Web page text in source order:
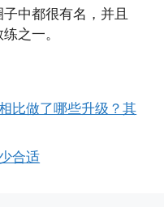
中都很有名，并且
之一。
比做了哪些升级？其
合适